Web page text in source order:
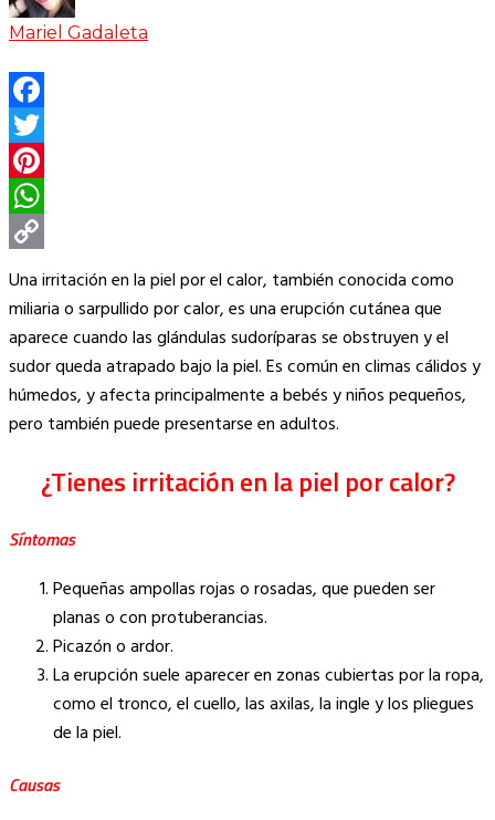
Mariel Gadaleta
Facebook
Twitter
Pinterest
WhatsApp
Copy
Link
Una irritación en la piel por el calor, también conocida como
miliaria o sarpullido por calor, es una erupción cutánea que
aparece cuando las glándulas sudoríparas se obstruyen y el
sudor queda atrapado bajo la piel. Es común en climas cálidos y
húmedos, y afecta principalmente a bebés y niños pequeños,
pero también puede presentarse en adultos.
¿Tienes irritación en la piel por calor?
Síntomas
Pequeñas ampollas rojas o rosadas, que pueden ser
planas o con protuberancias.
Picazón o ardor.
La erupción suele aparecer en zonas cubiertas por la ropa,
como el tronco, el cuello, las axilas, la ingle y los pliegues
de la piel.
Causas